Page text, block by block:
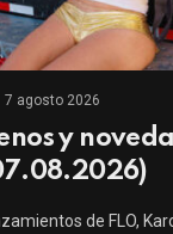
7 agosto 2026
y
de FLO,